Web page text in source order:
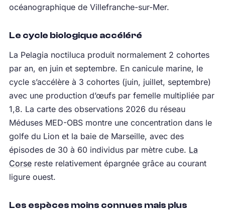
océanographique de Villefranche-sur-Mer.
Le cycle biologique accéléré
La Pelagia noctiluca produit normalement 2 cohortes
par an, en juin et septembre. En canicule marine, le
cycle s’accélère à 3 cohortes (juin, juillet, septembre)
avec une production d’œufs par femelle multipliée par
1,8. La carte des observations 2026 du réseau
Méduses MED-OBS montre une concentration dans le
golfe du Lion et la baie de Marseille, avec des
épisodes de 30 à 60 individus par mètre cube. La
Corsereste relativement épargnée grâce au courant
ligure ouest.
Les espèces moins connues mais plus